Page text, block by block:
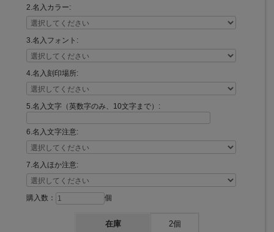
2.名入カラー:
3.名入フォント:
4.名入刻印場所:
5.名入文字（英数字のみ、10文字まで）:
6.名入文字注意:
7.名入ほか注意:
購入数： 個
在庫 2個